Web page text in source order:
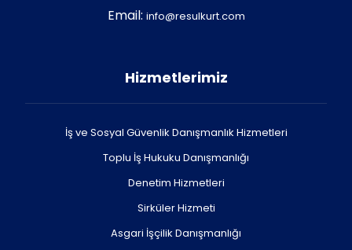
Email: info@resulkurt.com
Hizmetlerimiz
İş ve Sosyal Güvenlik Danışmanlık Hizmetleri
Toplu İş Hukuku Danışmanlığı
Denetim Hizmetleri
Sirküler Hizmeti
Asgari İşçilik Danışmanlığı